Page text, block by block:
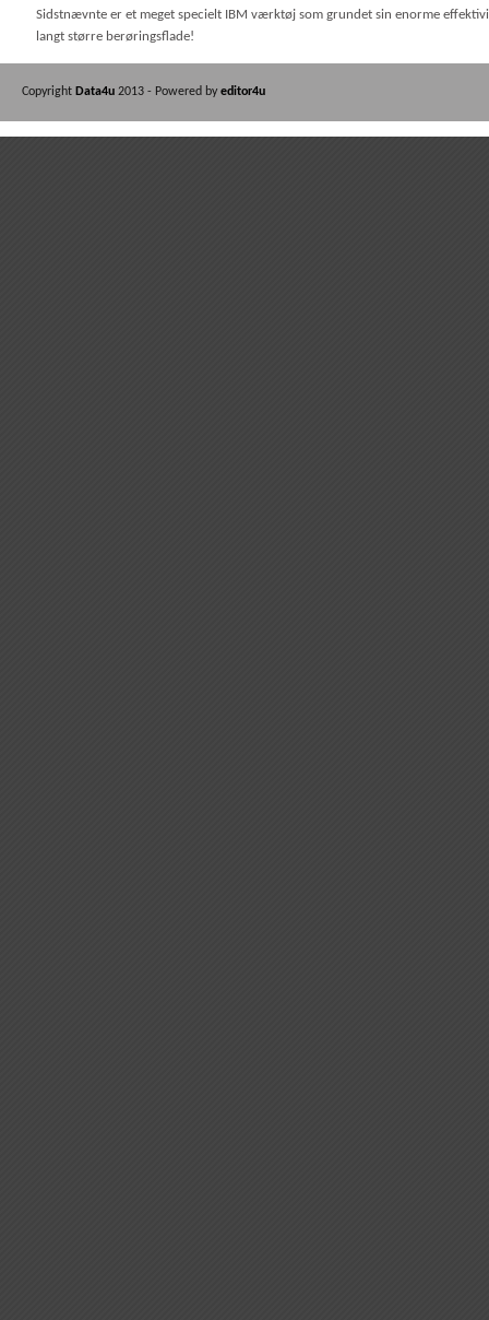
Sidstnævnte er et meget specielt IBM værktøj som grundet sin enorme
langt større berøringsflade!
Copyright Data4u 2013 - Powered by editor4u